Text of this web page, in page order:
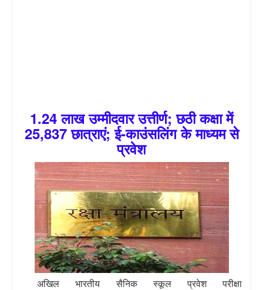
1.24 लाख उम्मीदवार उत्तीर्ण; छठी कक्षा में
25,837 छात्राएं; ई-काउंसलिंग के माध्यम से
प्रवेश
अखिल भारतीय सैनिक स्कूल प्रवेश परीक्षा